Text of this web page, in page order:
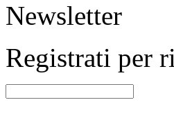
Newsletter
Registrati per